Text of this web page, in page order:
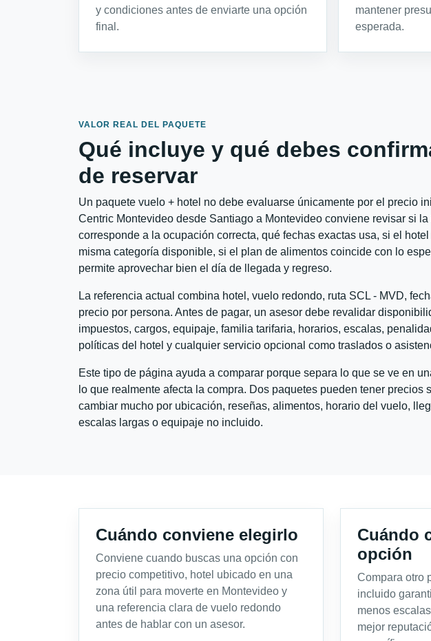
y condiciones antes de enviarte una opción
final.
mantener
esperada.
VALOR REAL DEL PAQUETE
Qué incluye y qué debes
de reservar
Un paquete vuelo + hotel no debe evaluarse únicamente por el precio
Centric Montevideo desde Santiago a Montevideo conviene revisar si la
corresponde a la ocupación correcta, qué fechas exactas usa, si el
misma categoría disponible, si el plan de alimentos coincide con lo
permite aprovechar bien el día de llegada y regreso.
La referencia actual combina hotel, vuelo redondo, ruta SCL - MVD,
precio por persona. Antes de pagar, un asesor debe revalidar
impuestos, cargos, equipaje, familia tarifaria, horarios, escalas,
políticas del hotel y cualquier servicio opcional como traslados o
Este tipo de página ayuda a comparar porque separa lo que se ve en
lo que realmente afecta la compra. Dos paquetes pueden tener precios
cambiar mucho por ubicación, reseñas, alimentos, horario del vuelo,
escalas largas o equipaje no incluido.
Cuándo conviene elegirlo
Conviene cuando buscas una opción con
precio competitivo, hotel ubicado en una
zona útil para moverte en Montevideo y
una referencia clara de vuelo redondo
antes de hablar con un asesor.
Cuándo
opción
Compara otro
incluido
menos
mejor